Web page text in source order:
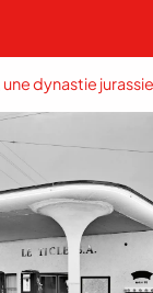
une dynastie